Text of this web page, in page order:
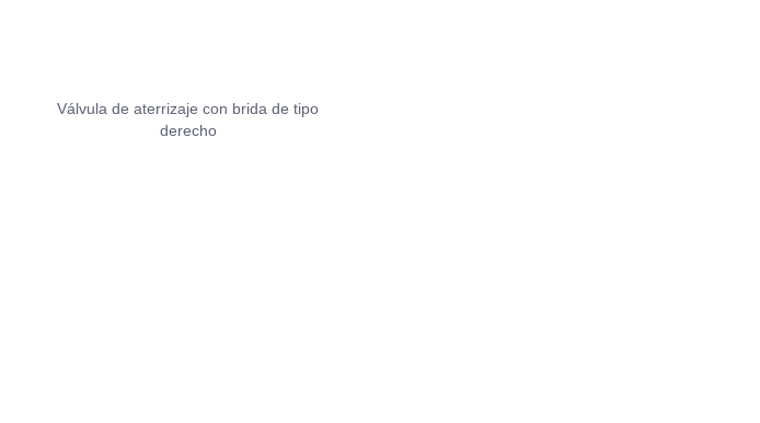
Válvula de aterrizaje con brida de tipo
derecho